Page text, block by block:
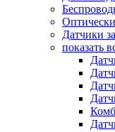
Датчики
показать